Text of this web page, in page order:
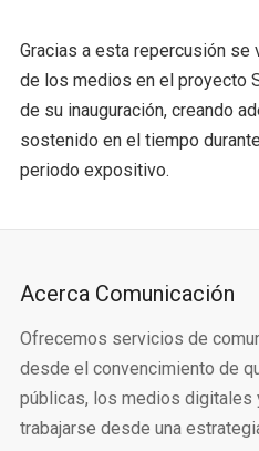
Gracias a esta repercusión
de los medios en el proyecto
de su inauguración, creando
sostenido en el tiempo
periodo expositivo.
Acerca Comunicación
Ofrecemos servicios de
desde el convencimiento de
públicas, los medios digitales
trabajarse desde una